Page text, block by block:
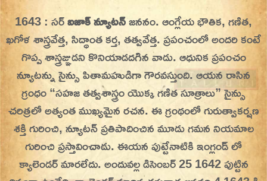
Skip
to
content
On This Day
Today in History | On This Day | This Day in
History | Today in India | What Happened
Today in India | Charitralo eroju | charitra lo
eroju |
1643 : సర్ఐజాక్ న్యూటన్జననం. ఆంగ్లేయ భౌతిక, గణిత,
ఖగోళ శాస్త్రవేత్త, సిద్ధాంత కర్త, తత్వవేత్త.ప్రపంచంలో అందరి కంటే
గొప్ప శాస్త్రజ్ఞుడని కొనియాడదగిన వాడు. ఆధునిక ప్రపంచం
న్యూటన్ను సైన్సు పితామహుడిగా గౌరవస్తుంది. ఆయన రాసిన
గ్రంధం “సహజ తత్వశాస్త్రం యొక్క గణిత సూత్రాలు” సైన్సు
చరిత్రలో అత్యంత ముఖ్యమైన రచన. ఈ గ్రంథంలో గురుత్వాకర్షణ
శక్తి గురించి, న్యూటన్ ప్రతిపాదించిన మూడు గమన నియమాల
గురించి ప్రస్తావించాడు. ఈయన పుట్టేనాటికి ఇంగ్లండ్ లో
క్యాలెండర్ మారలేదు. అందువల్ల డిసెంబర్ 25 1642 పుట్టిన